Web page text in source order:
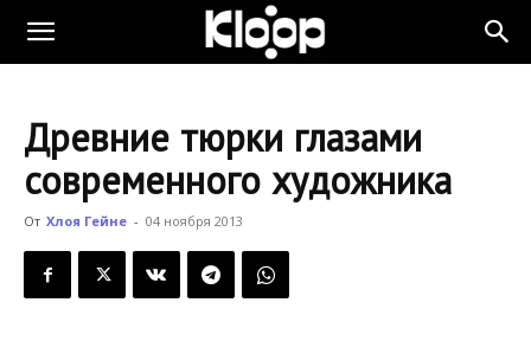
KLOOP.KG
Новости
Древние тюрки глазами
современного художника
От Хлоя Гейне - 04 ноября 2013